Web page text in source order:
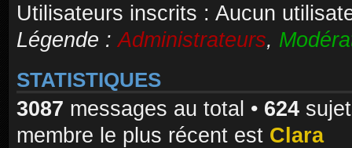
Utilisateurs inscrits : Aucun
Légende :Administrateurs,
STATISTIQUES
3087 messages au total • 624
membre le plus récent est Clara